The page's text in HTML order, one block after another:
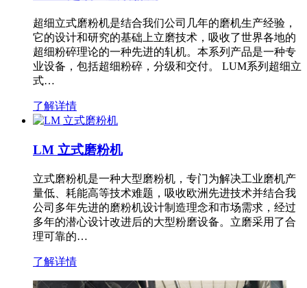
超细立式磨粉机是结合我们公司几年的磨机生产经验，
它的设计和研究的基础上立磨技术，吸收了世界各地的
超细粉碎理论的一种先进的轧机。本系列产品是一种专
业设备，包括超细粉碎，分级和交付。 LUM系列超细立
式…
了解详情
LM 立式磨粉机
立式磨粉机是一种大型磨粉机，专门为解决工业磨机产
量低、耗能高等技术难题，吸收欧洲先进技术并结合我
公司多年先进的磨粉机设计制造理念和市场需求，经过
多年的潜心设计改进后的大型粉磨设备。立磨采用了合
理可靠的…
了解详情